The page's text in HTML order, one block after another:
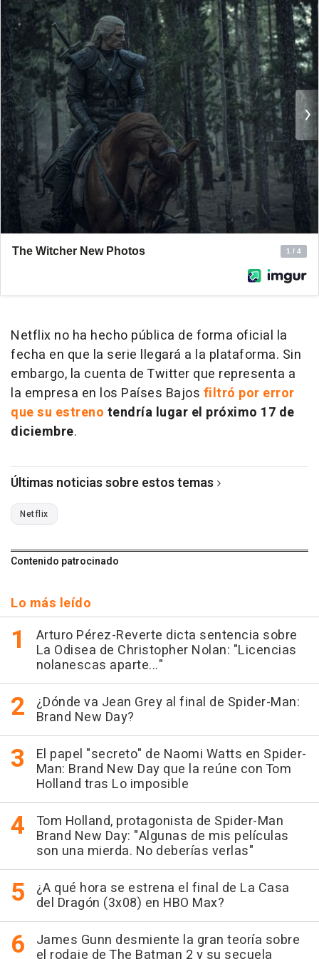
Netflix no ha hecho pública de forma oficial la
fecha en que la serie llegará a la plataforma. Sin
embargo, la cuenta de Twitter que representa a
la empresa en los Países Bajos filtró por error
que su estreno tendría lugar el próximo 17 de
diciembre.
Últimas noticias sobre estos temas
Netflix
Contenido patrocinado
Lo más leído
Arturo Pérez-Reverte dicta sentencia sobre
La Odisea de Christopher Nolan: "Licencias
nolanescas aparte..."
¿Dónde va Jean Grey al final de Spider-Man:
Brand New Day?
El papel "secreto" de Naomi Watts en Spider-
Man: Brand New Day que la reúne con Tom
Holland tras Lo imposible
Tom Holland, protagonista de Spider-Man
Brand New Day: "Algunas de mis películas
son una mierda. No deberías verlas"
¿A qué hora se estrena el final de La Casa
del Dragón (3x08) en HBO Max?
James Gunn desmiente la gran teoría sobre